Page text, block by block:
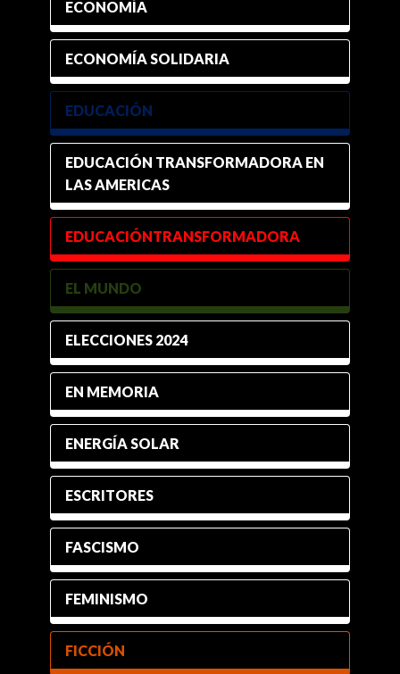
ECONOMÍA
ECONOMÍA SOLIDARIA
EDUCACIÓN
EDUCACIÓN TRANSFORMADORA EN
LAS AMERICAS
EDUCACIÓNTRANSFORMADORA
EL MUNDO
ELECCIONES 2024
EN MEMORIA
ENERGÍA SOLAR
ESCRITORES
FASCISMO
FEMINISMO
FICCIÓN